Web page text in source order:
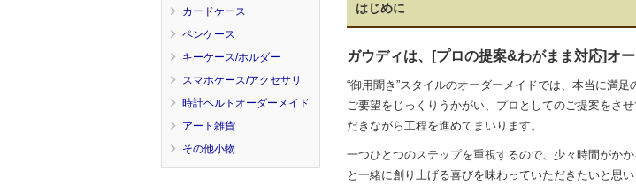
はじめに
ガウディは、[プロの提案&わがまま対応]オー
“御用聞き”スタイルのオーダーメイドでは、本当に満足
ご要望をじっくりうかがい、プロとしてのご提案をさ
だきながら工程を進めてまいります。
一つひとつのステップを重視するので、少々時間がか
と一緒に創り上げる喜びを味わっていただきたいと思い
カードケース
ペンケース
キーケース/ホルダー
スマホケース/アクセサリ
時計ベルトオーダーメイド
アート雑貨
その他小物